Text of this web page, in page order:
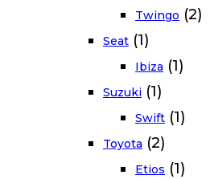
Twingo (2)
Seat (1)
Ibiza (1)
Suzuki (1)
Swift (1)
Toyota (2)
Etios (1)